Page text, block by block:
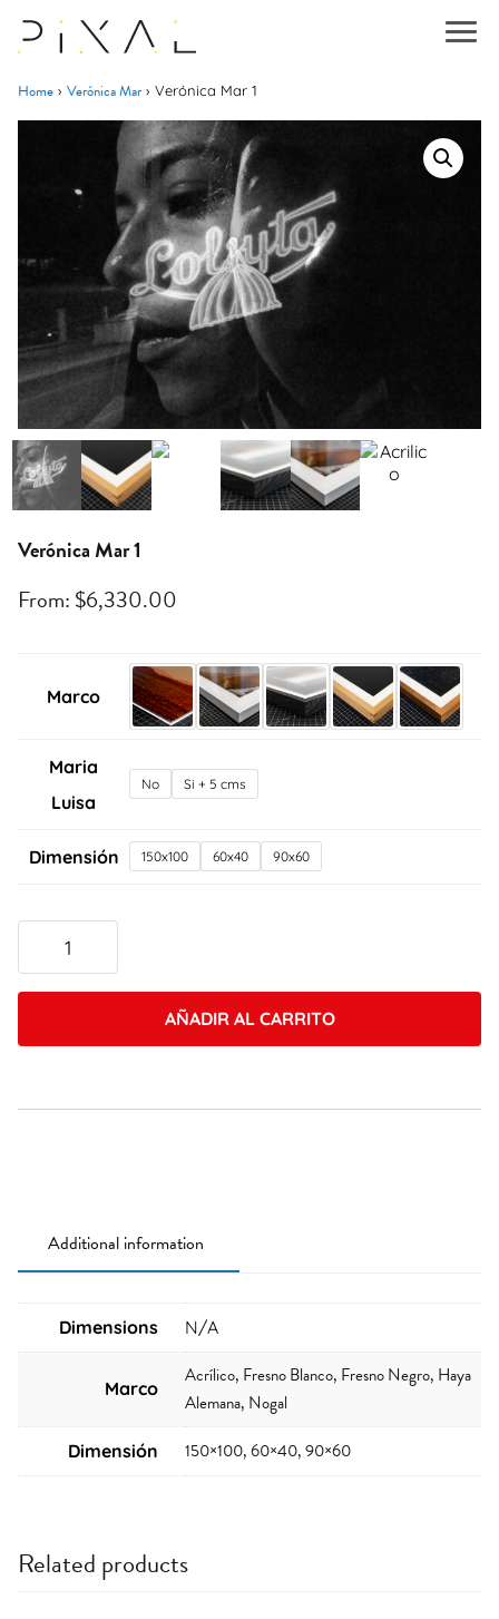
Home › Verónica Mar › Verónica Mar 1
Verónica Mar 1
From: $6,330.00
Marco
Maria
Luisa
No Si + 5 cms
Dimensión 150x100 60x40 90x60
Verónica
1
quantity
AÑADIR AL CARRITO
Additional information
Dimensions N/A
Marco
Acrílico, Fresno Blanco, Fresno Negro, Haya
Alemana, Nogal
Dimensión 150×100, 60×40, 90×60
Related products